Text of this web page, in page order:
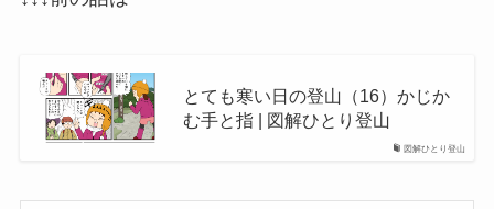
図解ひとり登山
とても寒い日の登山（16）かじか
む手と指 | 図解ひとり登山